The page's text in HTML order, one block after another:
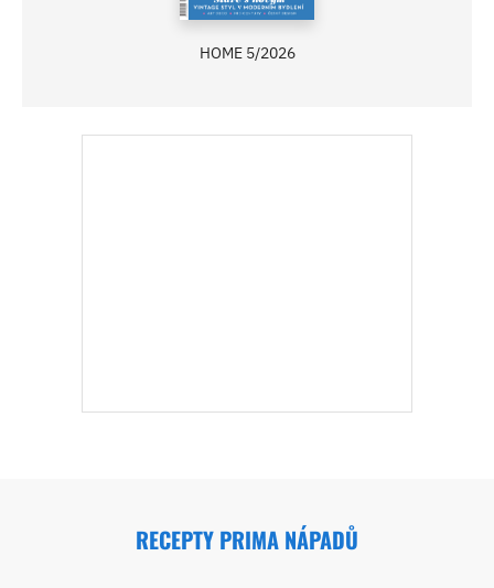
HOME 5/2026
RECEPTY PRIMA NÁPADŮ